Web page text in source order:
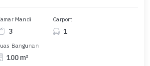
Mandi
3
Carport
1
Bangunan
100 m²